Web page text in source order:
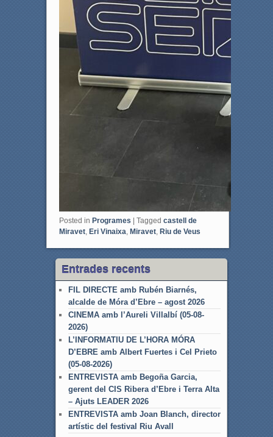
Posted in Programes | Tagged castell de
Miravet, Eri Vinaixa Miravet, Riu de Veus
Entrades recents
FIL DIRECTE amb Rubén Biarnés,
alcalde de Móra d’Ebre – agost 2026
CINEMA amb l’Aureli Villalbí (05-08-
2026)
L’INFORMATIU DE L’HORA MÓRA
D’EBRE amb Albert Fuertes i Cel Prieto
(05-08-2026)
ENTREVISTA amb Begoña Garcia,
gerent del CIS Ribera d’Ebre i Terra Alta
– Ajuts LEADER 2026
ENTREVISTA amb Joan Blanch, director
artístic del festival Riu Avall